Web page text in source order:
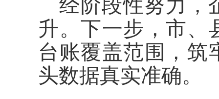
经阶段性努力，
升。下一步，市、
台账覆盖范围，筑
头数据真实准确。